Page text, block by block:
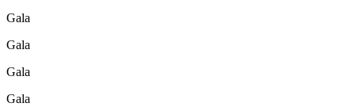
Gala
Gala
Gala
Gala